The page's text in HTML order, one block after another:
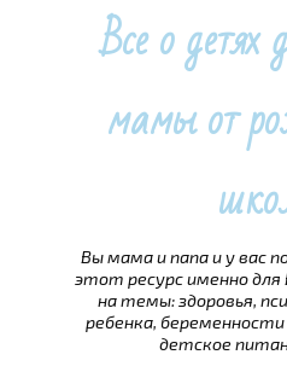
Все о
мамы от
Вы мама и папа и у вас
этот ресурс именно
на темы: здоровья,
ребенка,
детское